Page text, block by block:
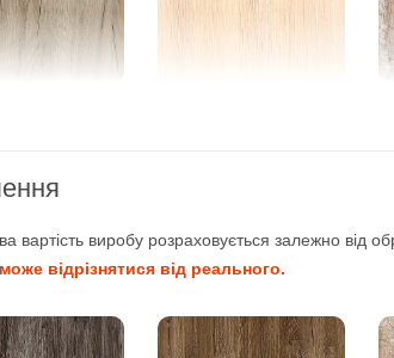
виробу розраховується залежно від
відрізнятися від реального.